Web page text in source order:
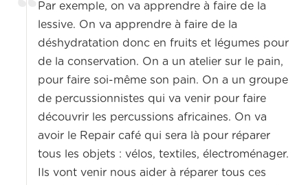
Par exemple, on va apprendre à faire de la
lessive. On va apprendre à faire de la
déshydratation donc en fruits et légumes pour
de la conservation. On a un atelier sur le pain,
pour faire soi-même son pain. On a un groupe
de percussionnistes qui va venir pour faire
découvrir les percussions africaines. On va
avoir le Repair café qui sera là pour réparer
tous les objets : vélos, textiles, électroménager.
Ils vont venir nous aider à réparer tous ces